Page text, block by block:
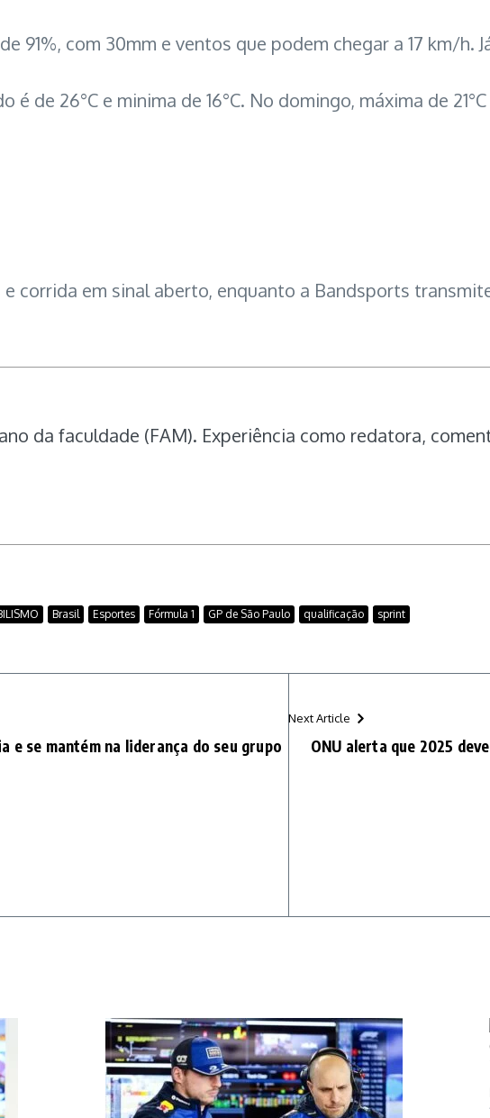
91%, com 30mm e ventos que podem chegar a 17 km/h.
de 26°C e minima de 16°C. No domingo, máxima de 21°C
e corrida em sinal aberto, enquanto a Bandsports
da faculdade (FAM). Experiência como redatora,
Brasil Esportes Fórmula 1 GP de São Paulo qualificação sprint
e se mantém na liderança do seu grupo
Next Article
ONU alerta que 2025